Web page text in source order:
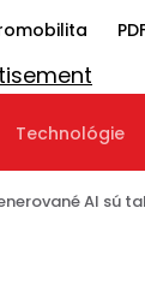
Technológie
AI sú